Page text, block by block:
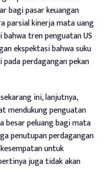
bagi pasar keuangan
parsial kinerja mata uang
tren penguatan US
ekspektasi bahwa suku
perdagangan pekan
ini, lanjutnya,
mendukung penguatan
besar peluang bagi mata
penutupan perdagangan
untuk
juga tidak akan